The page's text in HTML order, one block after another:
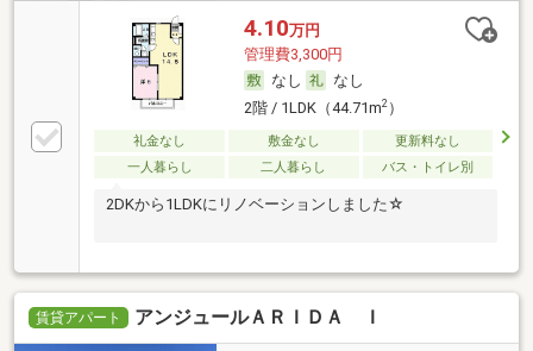
4.10万円
管理費3,300円
なし
なし
2階 / 1LDK（44.71m2）
礼金なし 敷金なし
更新料なし
一人暮らし
二人暮らし バス・トイレ別
2DKから1LDKにリノベーションしました☆
賃貸アパート アンジュールＡＲＩＤＡ Ｉ